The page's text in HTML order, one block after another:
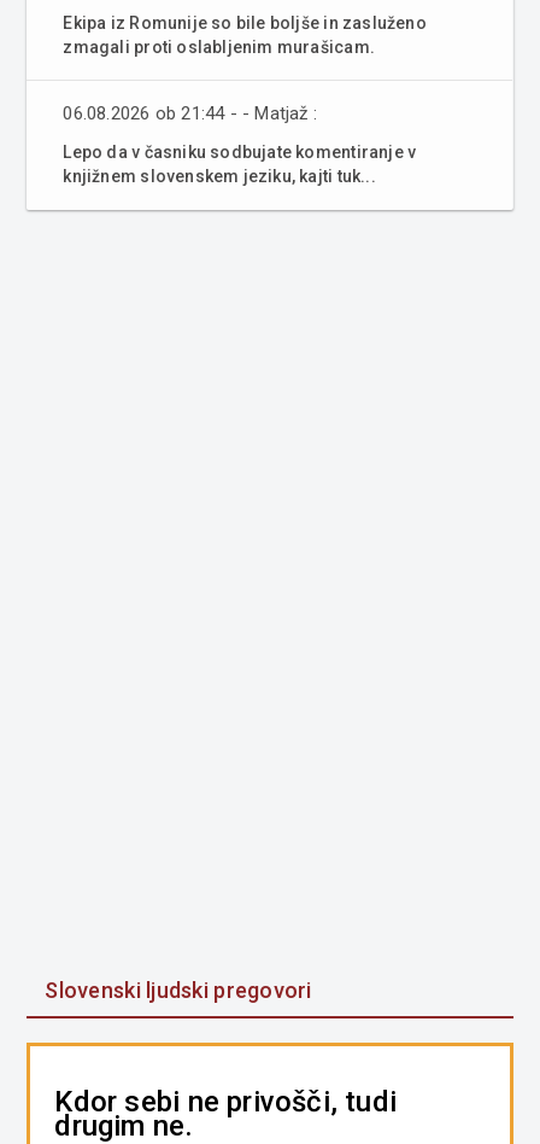
Ekipa iz Romunije so bile boljše in zasluženo
zmagali proti oslabljenim murašicam.
06.08.2026 ob 21:44 - - Matjaž :
Lepo da v časniku sodbujate komentiranje v
knjižnem slovenskem jeziku, kajti tuk...
Slovenski ljudski pregovori
Kdor sebi ne privošči, tudi
drugim ne.